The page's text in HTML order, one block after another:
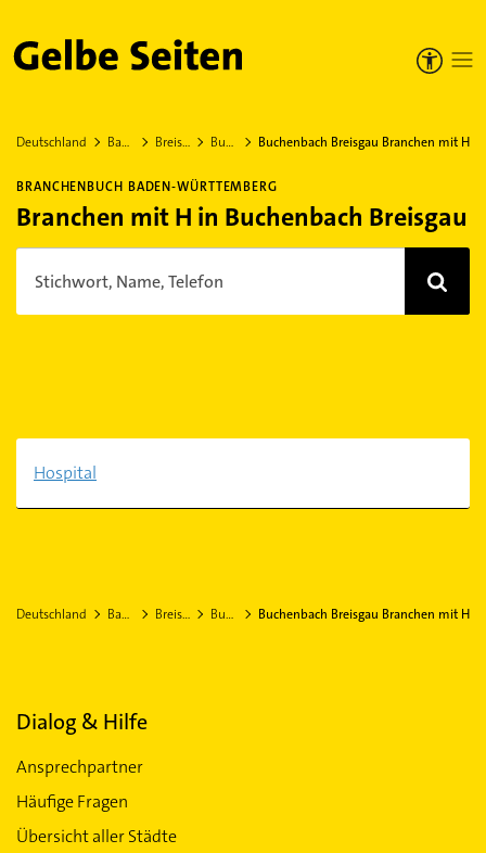
Gelbe Seiten
Deutschland Baden-Württemberg Breisgau-Hochschwarzwald Buchenbach Breisgau Buchenbach Breisgau Branchen mit H
BRANCHENBUCH BADEN-WÜRTTEMBERG
Branchen mit H in Buchenbach Breisgau
Stichwort, Name, Telefon
Hospital
Deutschland Baden-Württemberg Breisgau-Hochschwarzwald Buchenbach Breisgau Buchenbach Breisgau Branchen mit H
Dialog & Hilfe
Ansprechpartner
Häufige Fragen
Übersicht aller Städte